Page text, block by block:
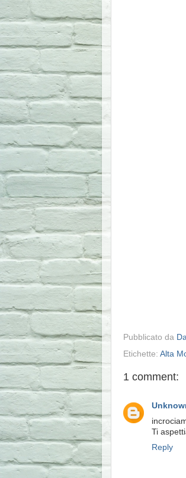
Pubblicato da
Etichette: Alta
1 comment:
Ti
Reply